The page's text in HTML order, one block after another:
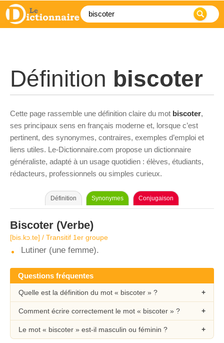
Définition biscoter
Cette page rassemble une définition claire du mot biscoter,
ses principaux sens en français moderne et, lorsque c’est
pertinent, des synonymes, contraires, exemples d’emploi et
liens utiles. Le-Dictionnaire.com propose un dictionnaire
généraliste, adapté à un usage quotidien : élèves, étudiants,
rédacteurs, professionnels ou simples curieux.
Définition Synonymes Conjugaison
Biscoter (Verbe)
[bis.kɔ.te] / Transitif 1er groupe
Lutiner (une femme).
Questions fréquentes
Quelle est la définition du mot « biscoter » ?
Comment écrire correctement le mot « biscoter » ?
Le mot « biscoter » est-il masculin ou féminin ?